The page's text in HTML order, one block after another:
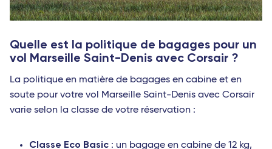
Quelle est la politique de bagages pour un
vol Marseille Saint-Denis avec Corsair ?
La politique en matière de bagages en cabine et en
soute pour votre vol Marseille Saint-Denis avec Corsair
varie selon la classe de votre réservation :
Classe Eco Basic : un bagage en cabine de 12 kg,